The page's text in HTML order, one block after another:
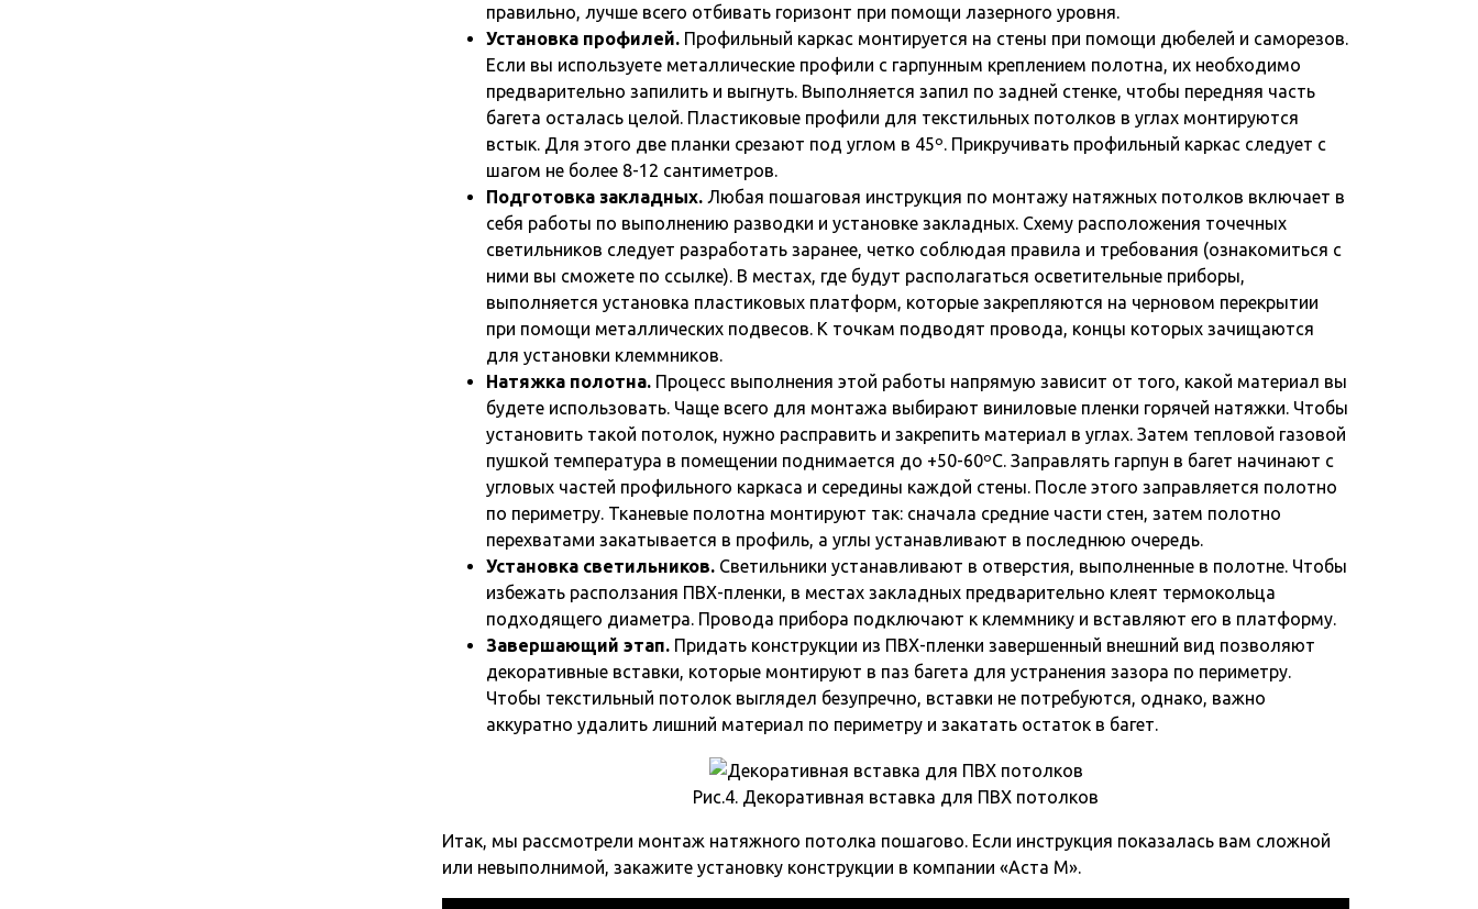
правильно, лучше всего отбивать горизонт при помощи лазерного уровня.
Установка профилей. Профильный каркас монтируется на стены при помощи дюбелей и саморезов.
Если вы используете металлические профили с гарпунным креплением полотна, их необходимо
предварительно запилить и выгнуть. Выполняется запил по задней стенке, чтобы передняя часть
багета осталась целой. Пластиковые профили для текстильных потолков в углах монтируются
встык. Для этого две планки срезают под углом в 45º. Прикручивать профильный каркас следует с
шагом не более 8-12 сантиметров.
Подготовка закладных. Любая пошаговая инструкция по монтажу натяжных потолков включает в
себя работы по выполнению разводки и установке закладных. Схему расположения точечных
светильников следует разработать заранее, четко соблюдая правила и требования (ознакомиться с
ними вы сможете по ссылке). В местах, где будут располагаться осветительные приборы,
выполняется установка пластиковых платформ, которые закрепляются на черновом перекрытии
при помощи металлических подвесов. К точкам подводят провода, концы которых зачищаются
для установки клеммников.
Натяжка полотна. Процесс выполнения этой работы напрямую зависит от того, какой материал вы
будете использовать. Чаще всего для монтажа выбирают виниловые пленки горячей натяжки. Чтобы
установить такой потолок, нужно расправить и закрепить материал в углах. Затем тепловой газовой
пушкой температура в помещении поднимается до +50-60ºС. Заправлять гарпун в багет начинают с
угловых частей профильного каркаса и середины каждой стены. После этого заправляется полотно
по периметру. Тканевые полотна монтируют так: сначала средние части стен, затем полотно
перехватами закатывается в профиль, а углы устанавливают в последнюю очередь.
Установка светильников. Светильники устанавливают в отверстия, выполненные в полотне. Чтобы
избежать расползания ПВХ-пленки, в местах закладных предварительно клеят термокольца
подходящего диаметра. Провода прибора подключают к клеммнику и вставляют его в платформу.
Завершающий этап. Придать конструкции из ПВХ-пленки завершенный внешний вид позволяют
декоративные вставки, которые монтируют в паз багета для устранения зазора по периметру.
Чтобы текстильный потолок выглядел безупречно, вставки не потребуются, однако, важно
аккуратно удалить лишний материал по периметру и закатать остаток в багет.
Рис.4. Декоративная вставка для ПВХ потолков
Итак, мы рассмотрели монтаж натяжного потолка пошагово. Если инструкция показалась вам сложной
или невыполнимой, закажите установку конструкции в компании «Аста М».